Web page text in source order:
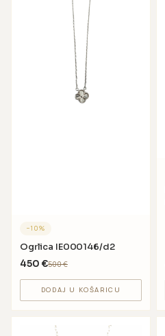
−10%
Ogrlica IE000146/d2
450 €500€
DODAJ U KOŠARICU